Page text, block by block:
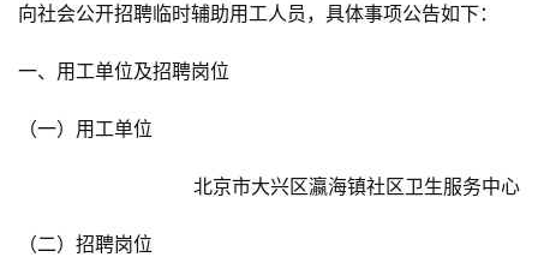
向社会公开招聘临时辅助用工人员，具体事项公告如下：
一、用工单位及招聘岗位
（一）用工单位
北京市大兴区瀛海镇社区卫生服务中心
（二）招聘岗位